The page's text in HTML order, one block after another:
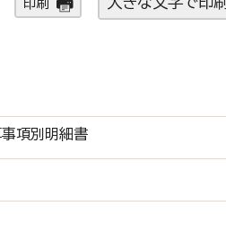
印刷
事項別明細書